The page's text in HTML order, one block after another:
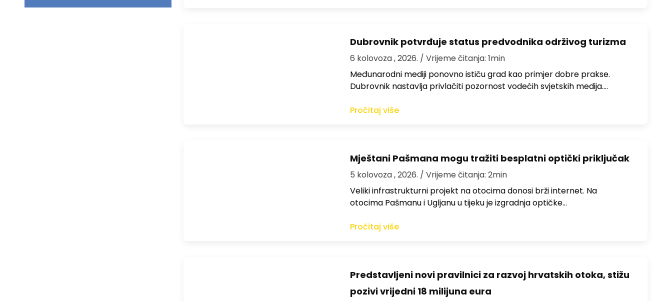
Dubrovnik potvrđuje status predvodnika održivog turizma
6 kolovoza , 2026. / Vrijeme čitanja: 1min
Međunarodni mediji ponovno ističu grad kao primjer dobre prakse.
Dubrovnik nastavlja privlačiti pozornost vodećih svjetskih medija.…
Pročitaj više
Mještani Pašmana mogu tražiti besplatni optički priključak
5 kolovoza , 2026. / Vrijeme čitanja: 2min
Veliki infrastrukturni projekt na otocima donosi brži internet. Na
otocima Pašmanu i Ugljanu u tijeku je izgradnja optičke…
Pročitaj više
Predstavljeni novi pravilnici za razvoj hrvatskih otoka, stižu
pozivi vrijedni 18 milijuna eura